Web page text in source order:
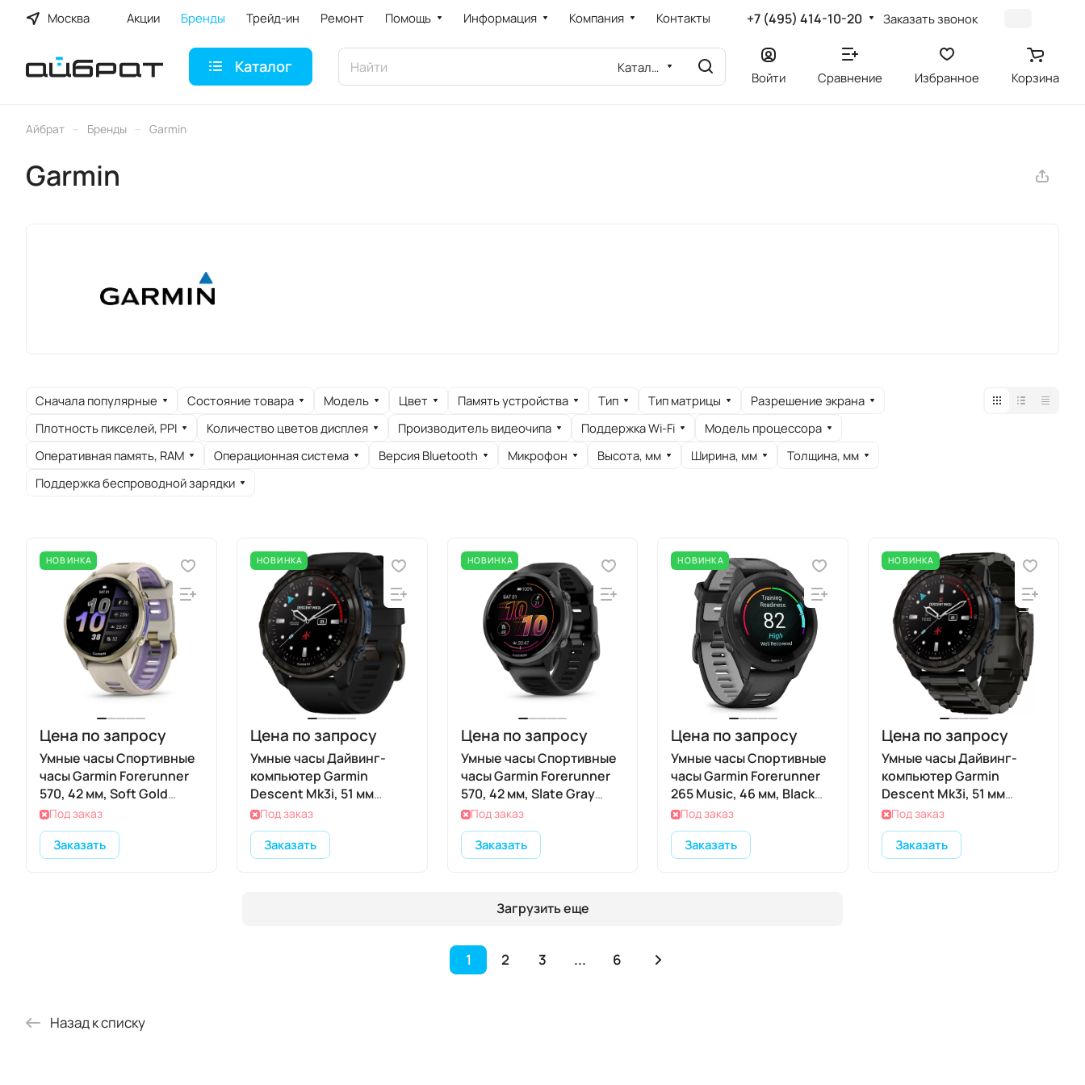
Москва Акции Бренды Трейд-ин Ремонт Помощь Информация Компания Контакты +7 (495) 414-10-20 Заказать звонок
Каталог Каталог
Войти Сравнение Избранное Корзина
Айбрат – Бренды – Garmin
Garmin
Сначала популярные Состояние товара Модель Цвет Память устройства Тип Тип матрицы
Разрешение экрана
Плотность пикселей, PPI
Количество цветов дисплея Производитель видеочипа Поддержка Wi-Fi
Модель процессора
Оперативная память, RAM
Операционная система Версия Bluetooth Микрофон Высота, мм Ширина, мм
Толщина, мм
Поддержка беспроводной зарядки
НОВИНКА
Цена по запросу
Умные часы Спортивные
часы Garmin Forerunner
570, 42 мм, Soft Gold
Titanium French Gray /
Translucent Indigo
(Бежевый с фиолетовым)
Под заказ
Заказать
НОВИНКА
Цена по запросу
Умные часы Дайвинг-
компьютер Garmin
Descent Mk3i, 51 мм
(Carbon Gray DLC
Titanium / титановый
корпус, цвет графит,
Black Silicone Band /
Под заказ
Заказать
НОВИНКА
Цена по запросу
Умные часы Спортивные
часы Garmin Forerunner
570, 42 мм, Slate Gray
Aluminum Translucent
Black / Black / Translucent
Indigo (Черный)
Под заказ
Заказать
НОВИНКА
Цена по запросу
Умные часы Спортивные
часы Garmin Forerunner
265 Music, 46 мм, Black
(Черный)
Под заказ
Заказать
НОВИНКА
Цена по запросу
Умные часы Дайвинг-
компьютер Garmin
Descent Mk3i, 51 мм
(Carbon Gray DLC
Titanium / титановый
корпус, цвет графит, DLC
Titanium Band /
Под заказ
Заказать
Загрузить еще
1 2 3 ... 6
Назад к списку